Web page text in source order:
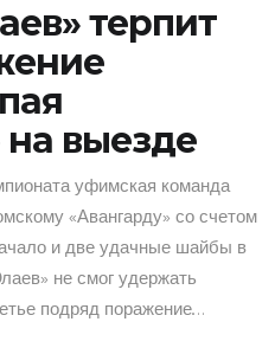
терпит
на выезде
уфимская команда
«Авангарду» со счетом
и две удачные шайбы в
не смог удержать
подряд поражение.